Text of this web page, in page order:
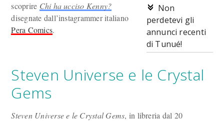
Non
perdetevi gli
annunci recenti
di Tunué!
scoprire Chi ha ucciso Kenny?
disegnate dall’instagrammer italiano
Pera Comics.
Steven Universe e le Crystal
Gems
Steven Universe e le Crystal Gems, in libreria dal 20